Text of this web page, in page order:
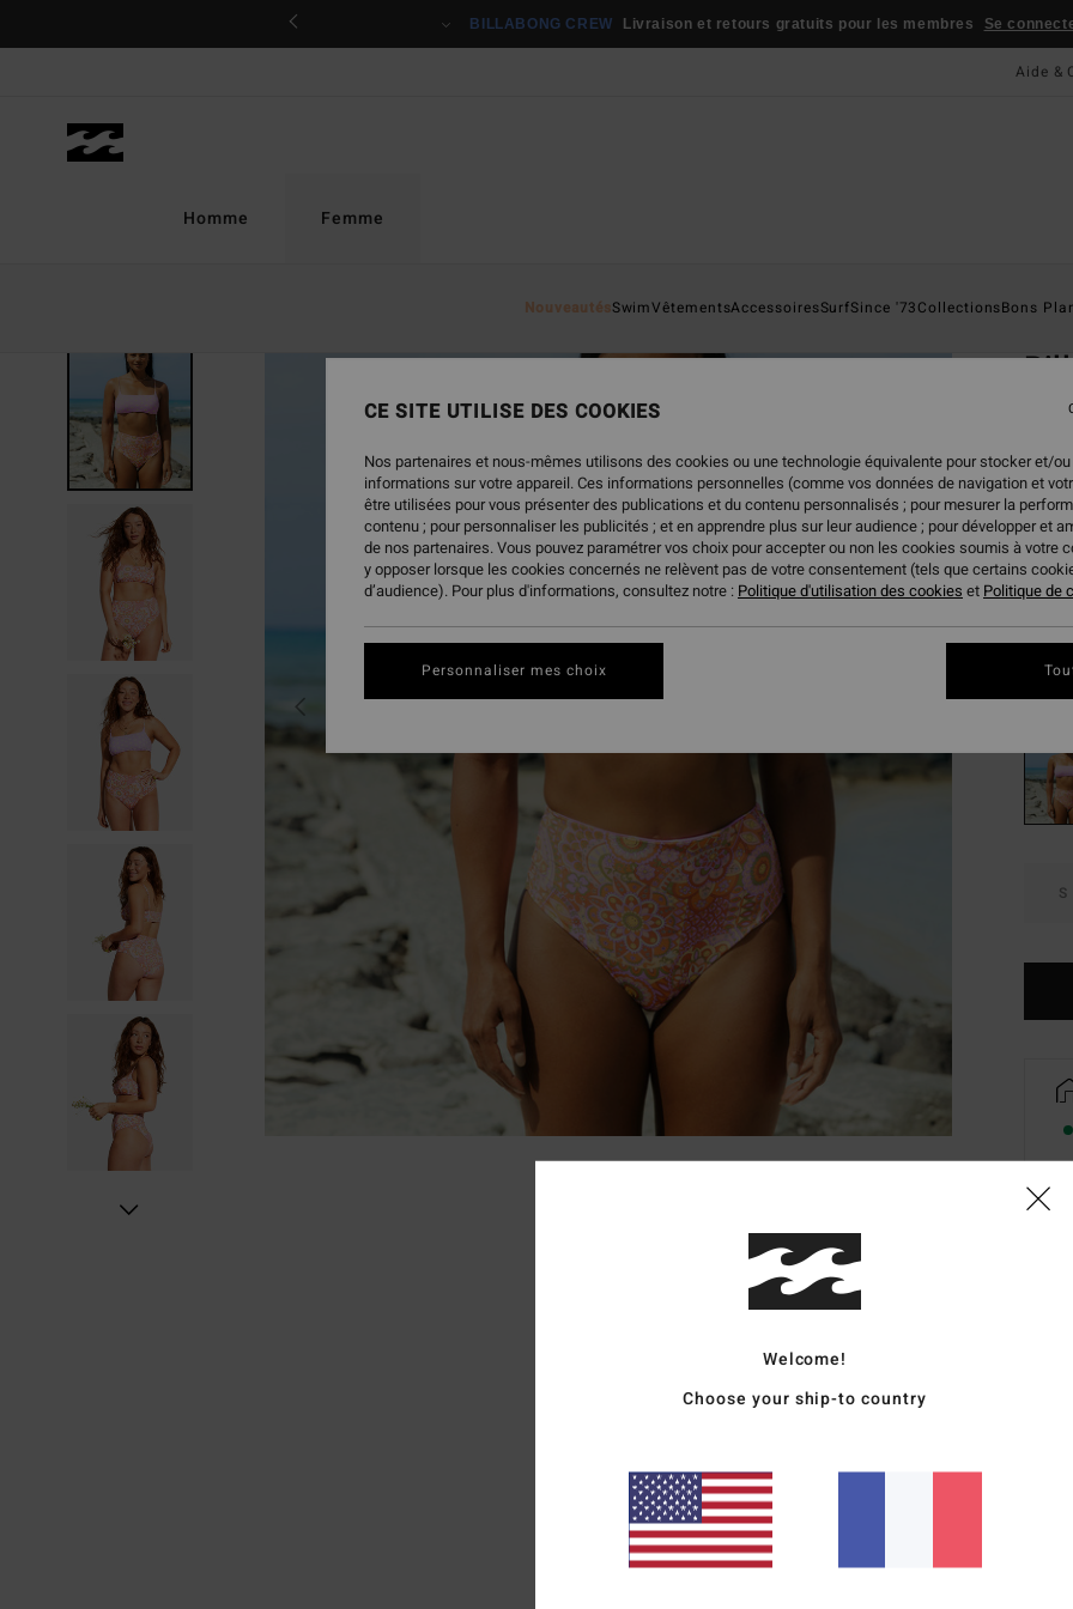
BILLABONG CREW Livraison et retours gratuits pour les membres Se
Aide &
Homme Femme
NouveautésSwimVêtementsAccessoiresSurfSince '73CollectionsBons
-
Haut
ECO-
65,95
BONS
S
La
les
Welcome!
Choose your ship-to country
CE SITE UTILISE DES COOKIES
Nos partenaires et nous-mêmes utilisons des cookies ou une technologie équivalente pour stocker et/
informations sur votre appareil. Ces informations personnelles (comme vos données de navigation et
être utilisées pour vous présenter des publications et du contenu personnalisés ; pour mesurer la
contenu ; pour personnaliser les publicités ; et en apprendre plus sur leur audience ; pour développer et
de nos partenaires. Vous pouvez paramétrer vos choix pour accepter ou non les cookies soumis à votre
y opposer lorsque les cookies concernés ne relèvent pas de votre consentement (tels que certains
d’audience). Pour plus d'informations, consultez notre : Politique d'utilisation des cookies et Politique de
Personnaliser mes choix